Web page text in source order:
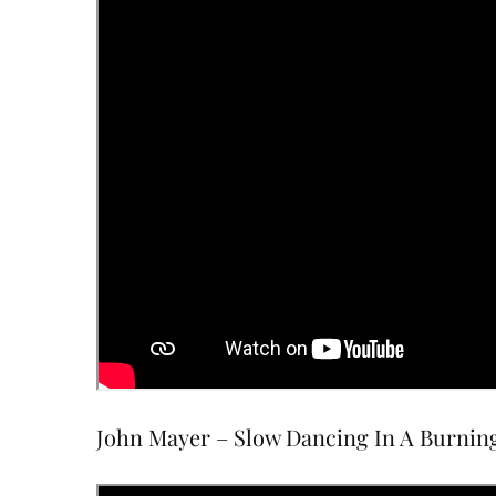
John Mayer – Slow Dancing In A